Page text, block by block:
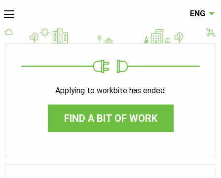
ENG
Applying to workbite has ended.
FIND A BIT OF WORK